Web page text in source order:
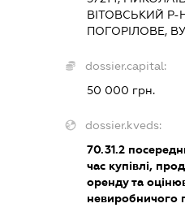
ВІТОВСЬКИЙ
ПОГОРІЛОВЕ,
dossier.capital:
50 000 грн.
dossier.kveds:
70.31.2
час купівлі,
оренду та
невиробничого